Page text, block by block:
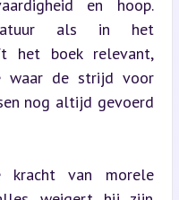
en hoop.
als in het
het boek relevant,
waar de strijd voor
nog altijd gevoerd
kracht van morele